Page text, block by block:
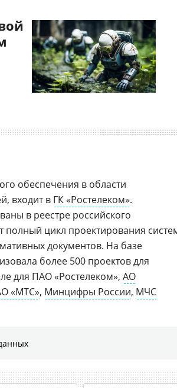
обеспечения в области
входит в ГК «Ростелеком».
в реестре российского
цикл проектирования
документов. На базе
более 500 проектов для
для ПАО «Ростелеком», АО
«МТС», Минцифры России, МЧС